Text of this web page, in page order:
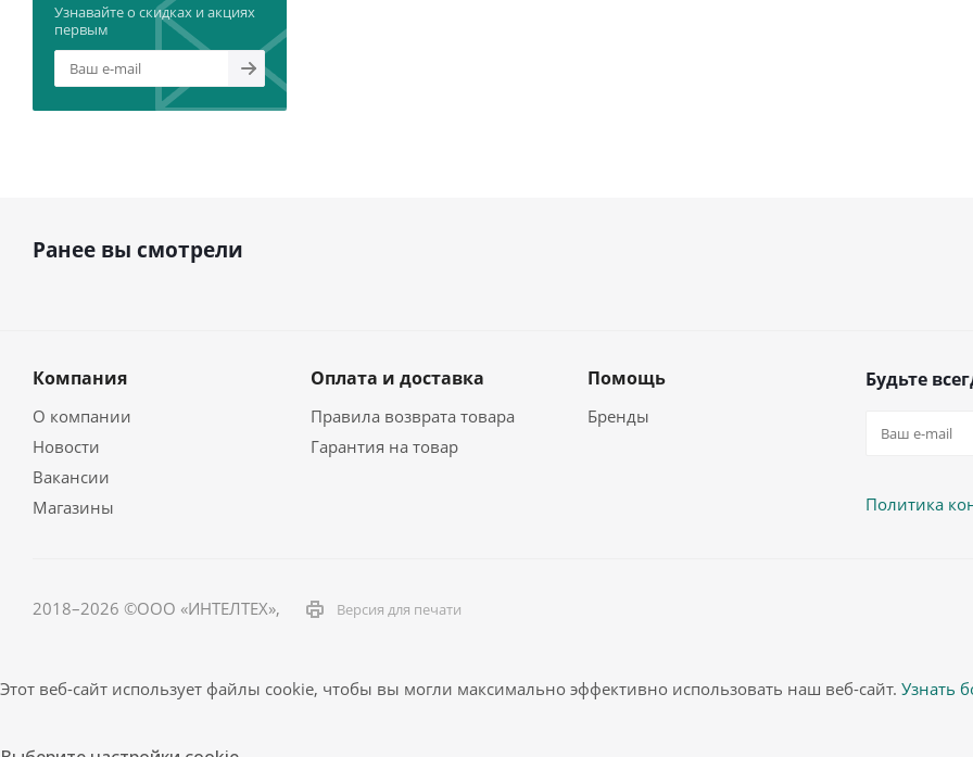
Узнавайте о скидках и акциях
первым
Ранее вы смотрели
Компания
О компании
Новости
Вакансии
Магазины
Оплата и доставка
Правила возврата товара
Гарантия на товар
Помощь
Бренды
Будьте
Политика
2018–2026 ©ООО «ИНТЕЛТЕХ», Версия для печати
Этот веб-сайт использует файлы cookie, чтобы вы могли максимально эффективно использовать наш веб-сайт. Узнать